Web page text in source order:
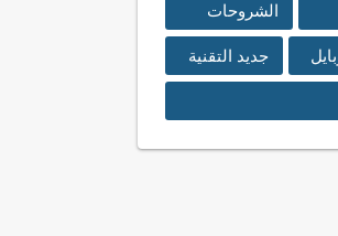
الشروحات
جديد التقنية